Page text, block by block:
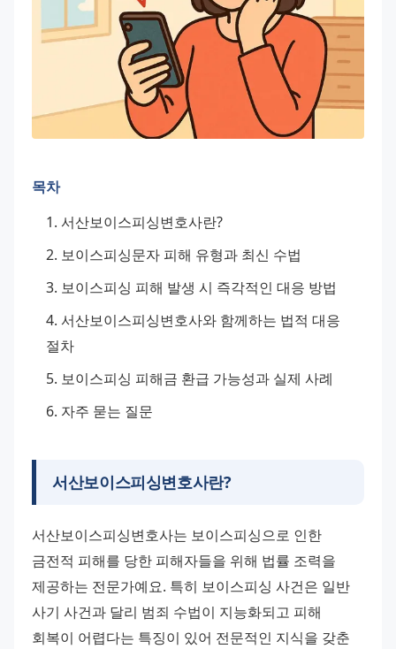
목차
서산보이스피싱변호사란?
보이스피싱문자 피해 유형과 최신 수법
보이스피싱 피해 발생 시 즉각적인 대응 방법
서산보이스피싱변호사와 함께하는 법적 대응
절차
보이스피싱 피해금 환급 가능성과 실제 사례
자주 묻는 질문
서산보이스피싱변호사란?
서산보이스피싱변호사는 보이스피싱으로 인한
금전적 피해를 당한 피해자들을 위해 법률 조력을
제공하는 전문가예요. 특히 보이스피싱 사건은 일반
사기 사건과 달리 범죄 수법이 지능화되고 피해
회복이 어렵다는 특징이 있어 전문적인 지식을 갖춘